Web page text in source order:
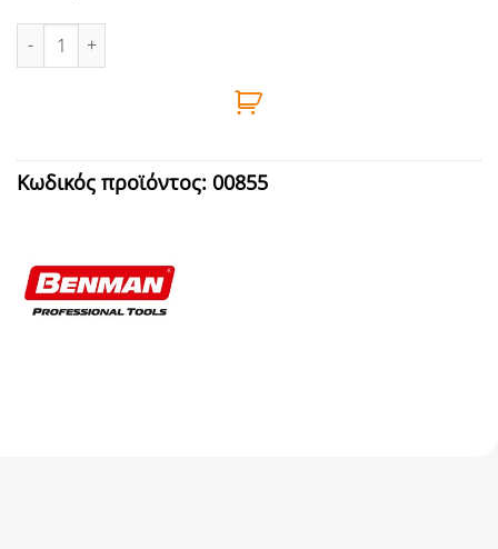
ΒΑΛΒΟΛΙΝΙΕΡΑ 500ml BENMAN - 71026 ποσότητα
Κωδικός προϊόντος: 00855